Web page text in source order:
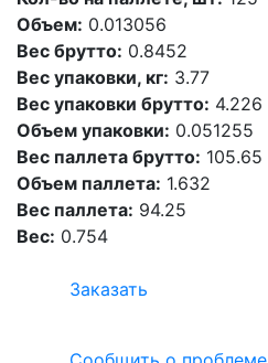
Объем: 0.013056
Вес брутто: 0.8452
Вес упаковки, кг: 3.77
Вес упаковки брутто: 4.226
Объем упаковки: 0.051255
Вес паллета брутто: 105.65
Объем паллета: 1.632
Вес паллета: 94.25
Вес: 0.754
Заказать